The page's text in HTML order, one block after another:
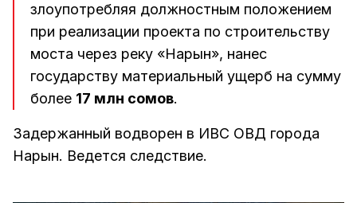
злоупотребляя должностным положением
при реализации проекта по строительству
моста через реку «Нарын», нанес
государству материальный ущерб на сумму
более 17 млн сомов.
Задержанный водворен в ИВС ОВД города
Нарын. Ведется следствие.